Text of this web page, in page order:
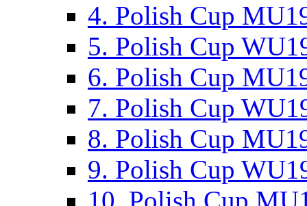
4. Polish Cup
5. Polish Cup
6. Polish Cup
7. Polish Cup
8. Polish Cup
9. Polish Cup
10. Polish Cup